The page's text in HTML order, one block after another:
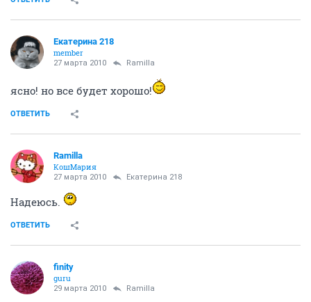
Екатерина 218
member
27 марта 2010 Ramilla
ясно! но все будет хорошо!
ОТВЕТИТЬ
Ramilla
КошМария
27 марта 2010 Екатерина 218
Надеюсь.
ОТВЕТИТЬ
finity
guru
29 марта 2010 Ramilla